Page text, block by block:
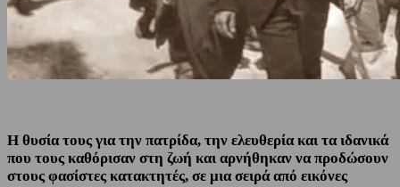
Η θυσία τους για την πατρίδα, την ελευθερία και τα ιδανικά
που τους καθόρισαν στη ζωή και αρνήθηκαν να προδώσουν
στους φασίστες κατακτητές, σε μια σειρά από εικόνες